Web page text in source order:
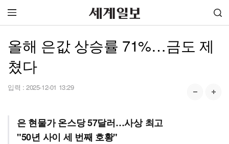
올해 은값 상승률 71%…금도 제
쳤다
입력 : 2025-12-01 13:29
은 현물가 온스당 57달러…사상 최고
"50년 사이 세 번째 호황"